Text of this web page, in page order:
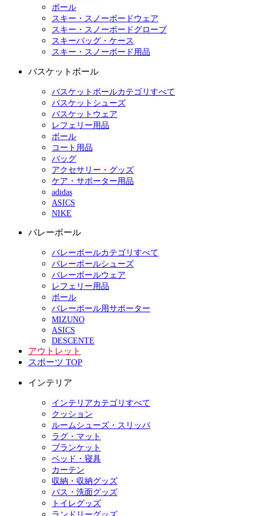
ポール
スキー・スノーボードウェア
スキー・スノーボードグローブ
スキーバッグ・ケース
スキー・スノーボード用品
バスケットボール
バスケットボールカテゴリすべて
バスケットシューズ
バスケットウェア
レフェリー用品
ボール
コート用品
バッグ
アクセサリー・グッズ
ケア・サポーター用品
adidas
ASICS
NIKE
バレーボール
バレーボールカテゴリすべて
バレーボールシューズ
バレーボールウェア
レフェリー用品
ボール
バレーボール用サポーター
MIZUNO
ASICS
DESCENTE
アウトレット
スポーツ TOP
インテリア
インテリアカテゴリすべて
クッション
ルームシューズ・スリッパ
ラグ・マット
ブランケット
ベッド・寝具
カーテン
収納・収納グッズ
バス・洗面グッズ
トイレグッズ